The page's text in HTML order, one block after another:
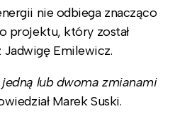
nie odbiega znacząco
projektu, który został
Emilewicz.
lub dwoma zmianami
Marek Suski.